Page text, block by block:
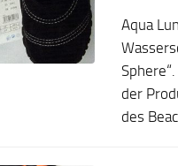
Aqua
der
des